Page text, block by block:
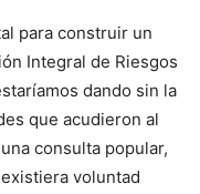
para construir un
Integral de Riesgos
dando sin la
que acudieron al
consulta popular,
voluntad